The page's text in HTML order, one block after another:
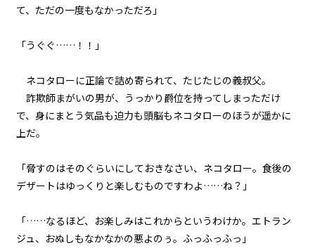
episode46
悪役令嬢、言われてみればハーレ
ム無双だった件。
さい
悪役令嬢、人生終了のお知らせ。
て、ただの一度もなかっただろ」
「うぐぐ……！！」
ネコタローに正論で詰め寄られて、たじたじの義叔父。
詐欺師まがいの男が、うっかり爵位を持ってしまっただけ
で、身にまとう気品も迫力も頭脳もネコタローのほうが遥かに
上だ。
「脅すのはそのぐらいにしておきなさい、ネコタロー。食後の
デザートはゆっくりと楽しむものですわよ……ね？」
「……なるほど、お楽しみはこれからというわけか。エトラン
ジュ、おぬしもなかなかの悪よのぅ。ふっふっふっ」